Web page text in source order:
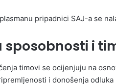
pripadnici SAJ-a se
sposobnosti i
timovi se ocijenjuju na
i donošenja